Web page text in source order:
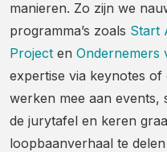
manieren. Zo zijn we
programma’s zoals Start
Project en Ondernemers
expertise via keynotes
werken mee aan events,
de jurytafel en keren
loopbaanverhaal te